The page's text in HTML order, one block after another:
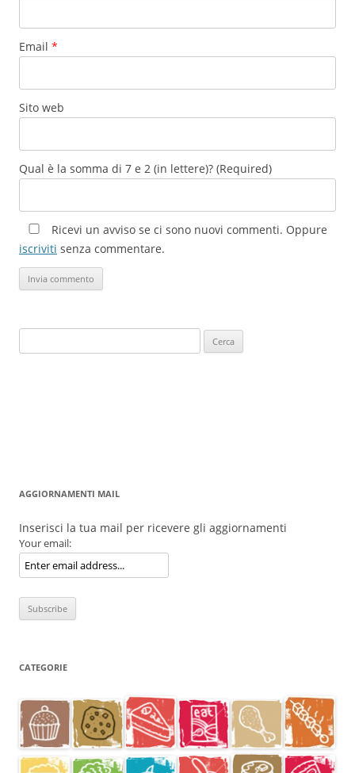
Email *
Sito web
Qual è la somma di 7 e 2 (in lettere)? (Required)
Ricevi un avviso se ci sono nuovi commenti. Oppure
iscriviti senza commentare.
per:
AGGIORNAMENTI MAIL
Inserisci la tua mail per ricevere gli aggiornamenti
Your email:
CATEGORIE